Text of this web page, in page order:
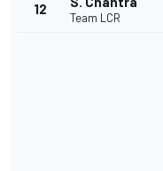
12
Team LCR